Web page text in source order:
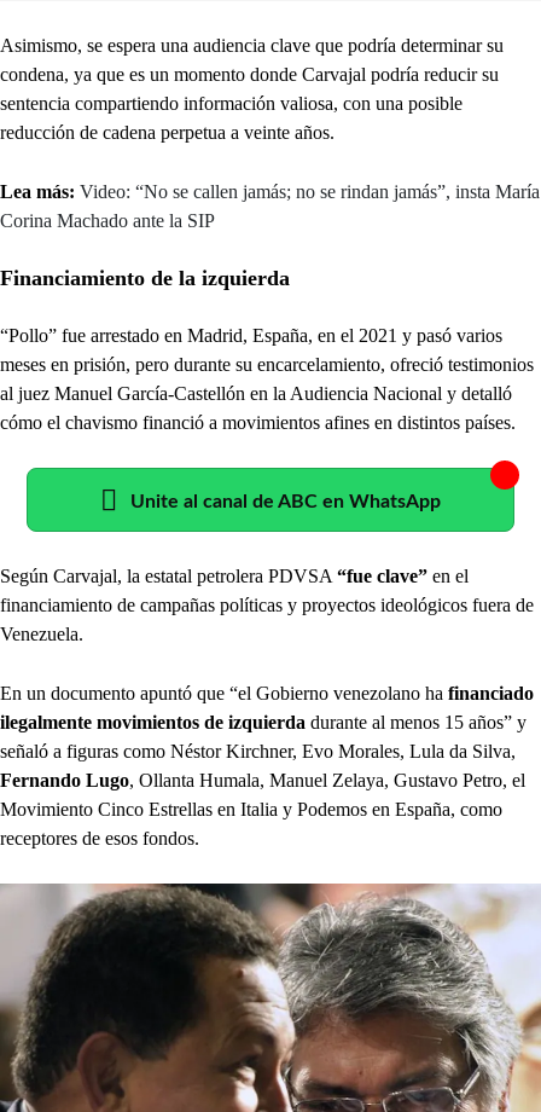
Asimismo, se espera una audiencia clave que podría determinar su
condena, ya que es un momento donde Carvajal podría reducir su
sentencia compartiendo información valiosa, con una posible
reducción de cadena perpetua a veinte años.
Lea más: Video: “No se callen jamás; no se rindan jamás”, insta María
Corina Machado ante la SIP
Financiamiento de la izquierda
“Pollo” fue arrestado en Madrid, España, en el 2021 y pasó varios
meses en prisión, pero durante su encarcelamiento, ofreció testimonios
al juez Manuel García-Castellón en la Audiencia Nacional y detalló
cómo el chavismo financió a movimientos afines en distintos países.
Unite al canal de ABC en WhatsApp
Según Carvajal, la estatal petrolera PDVSA “fue clave” en el
financiamiento de campañas políticas y proyectos ideológicos fuera de
Venezuela.
En un documento apuntó que “el Gobierno venezolano ha financiado
ilegalmente movimientos de izquierda durante al menos 15 años” y
señaló a figuras como Néstor Kirchner, Evo Morales, Lula da Silva,
Fernando Lugo, Ollanta Humala, Manuel Zelaya, Gustavo Petro, el
Movimiento Cinco Estrellas en Italia y Podemos en España, como
receptores de esos fondos.